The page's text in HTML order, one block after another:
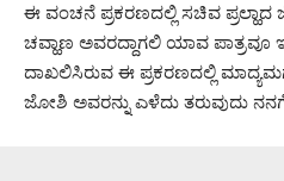
ಈ ವಂಚನೆ ಪ್ರಕರಣದಲ್ಲಿ ಸಚಿವ
ಚವ್ಹಾಣ ಅವರದ್ದಾಗಲಿ ಯಾವ ಪಾತ್ರವೂ
ದಾಖಲಿಸಿರುವ ಈ ಪ್ರಕರಣದಲ್ಲಿ
ಜೋಶಿ ಅವರನ್ನು ಎಳೆದು ತರುವುದು